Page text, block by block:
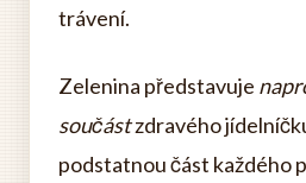
trávení.
Zelenina představuje
součástzdravého
podstatnou část každého